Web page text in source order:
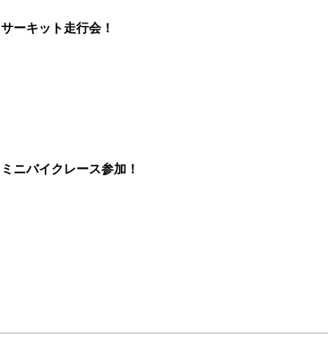
サーキット走行会！
ミニバイクレース参加！